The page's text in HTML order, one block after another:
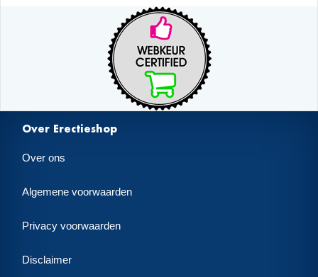
Over Erectieshop
Over ons
Algemene voorwaarden
Privacy voorwaarden
Disclaimer